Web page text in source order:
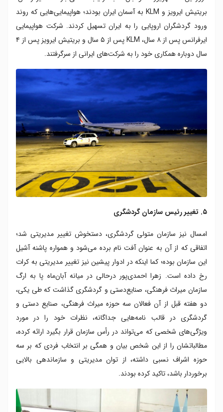
بریتیش ایرویز و KLM به آسمان ایران بودند؛ هواپیمایی‌هایی که روند
ورود گردشگران اروپایی را به ایران تسهیل کردند. شرکت هواپیمایی
ایرفرانس پس از ۸ سال، KLM پس از ۵ سال و بریتیش ایرویز پس از ۴
سال دوباره همکاری‌ خود را به شرکت‌های ایرانی از سرگرفتند.
۵. تغییر رئیس سازمان گردشگری
امسال نیز سازمان متولی گردشگری، دستخوش تغییر مدیریتی شد؛
اتفاقی که از آن به‌ عنوان آفت نام برده می‌شود و همواره پاشنه آشیل
این سازمان بوده؛ کما اینکه در ادوار پیشین نیز تغییر مدیریتی به کرات
رخ داده است. زهرا احمدی‌پور درحالی در میانه آبان‌ماه پا به ارگ
سازمان میراث‌ فرهنگی، صنایع‌دستی و گردشگری گذاشت که طی یکی،
دو هفته قبل از آن فعالان سه حوزه میراث‌ فرهنگی، صنایع‌ دستی و
گردشگری در قالب نامه‌هایی جداگانه، نظرات خود را در مورد
ویژگی‌های شخصی که می‌تواند در رأس سازمان قرار بگیرد ارائه کرده،
مطالباتشان را از این شخص بیان و همگی بر انتخاب فردی که بر سه
حوزه اشراف نسبی داشته، از توان مدیریتی و سازماندهی بالایی
برخوردار باشد، تاکید کرده بودند.